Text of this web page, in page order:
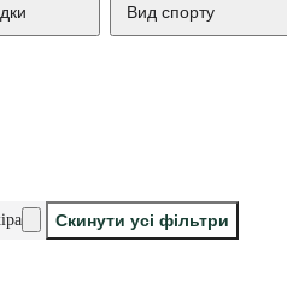
Вид спорту
Скинути усі фільтри